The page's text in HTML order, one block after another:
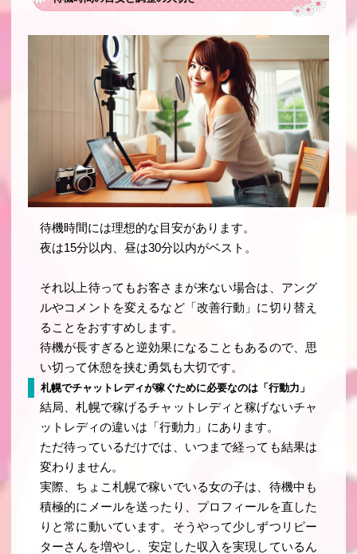
待機時間には理想的な目安があります。
夜は15分以内、昼は30分以内がベスト。
それ以上待ってもお客さまが来ない場合は、アング
ルやコメントを変えるなど「改善行動」に切り替え
ることをおすすめします。
待機が長すぎると逆効果になることもあるので、思
い切って休憩を挟む勇気も大切です。
札幌でチャットレディが稼ぐために必要なのは「行動力」
結局、札幌で稼げるチャットレディと稼げないチャ
ットレディの違いは「行動力」にあります。
ただ待っているだけでは、いつまで経っても結果は
変わりません。
実際、ちょこ札幌で稼いでいる女の子は、待機中も
積極的にメールを送ったり、プロフィールを直した
りと常に動いています。そうやって少しずつリピー
ターさんを増やし、安定した収入を実現しているん